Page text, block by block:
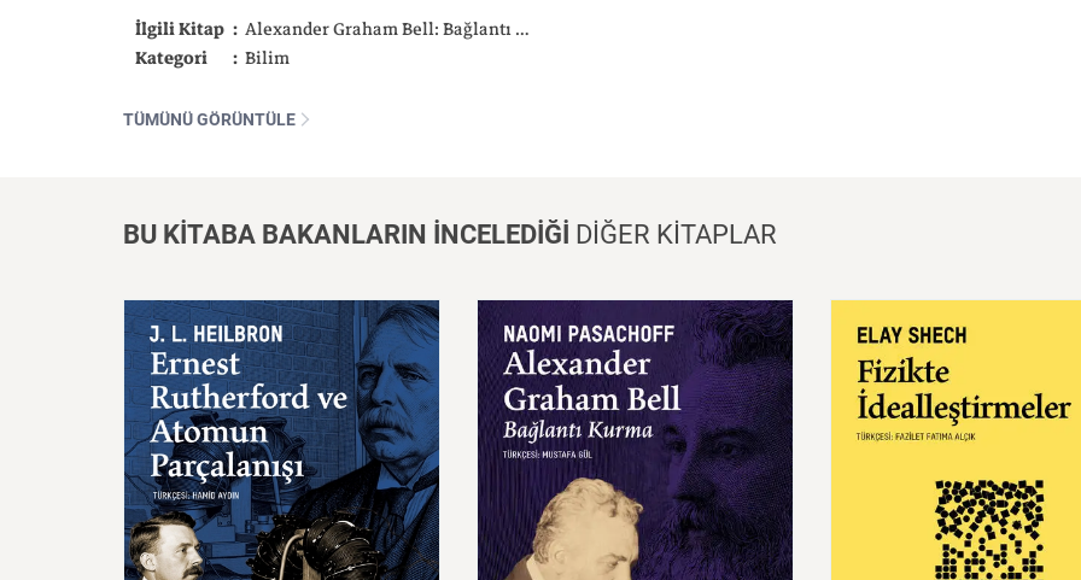
İlgili Kitap
Alexander Graham Bell: Bağlantı Kurma
Kategori
Bilim
TÜMÜNÜ GÖRÜNTÜLE
BU KİTABA BAKANLARIN İNCELEDİĞİ DİĞER KİTAPLAR
ErnestRutherfordveAtomun
Parçalanışı
AlexanderGraham Bell:
BağlantıKurma
Fizikteİdealleştirmeler